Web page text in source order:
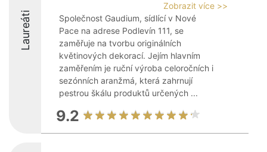
Laureáti
Zobrazit více >>
Společnost Gaudium, sídlící v Nové
Pace na adrese Podlevín 111, se
zaměřuje na tvorbu originálních
květinových dekorací. Jejím hlavním
zaměřením je ruční výroba celoročních i
sezónních aranžmá, která zahrnují
pestrou škálu produktů určených ...
9.2